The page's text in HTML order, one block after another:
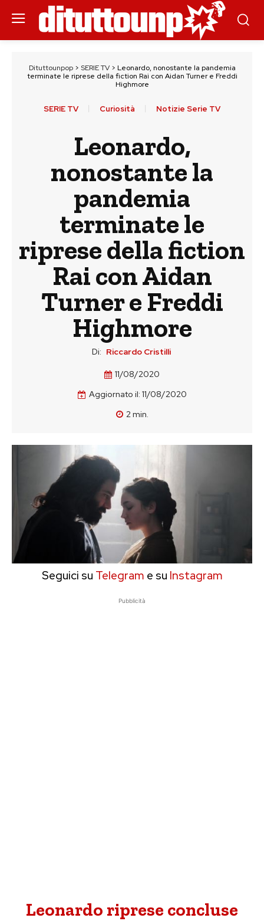
Dituttounpop> SERIE TV> Leonardo, nonostante la pandemia
terminate le riprese della fiction Rai con Aidan Turner e Freddi
Highmore
SERIE TV Curiosità Notizie Serie TV
Leonardo,
nonostante la
pandemia
terminate le
riprese della fiction
Rai con Aidan
Turner e Freddi
Highmore
Di: Riccardo Cristilli
11/08/2020
Aggiornato il: 11/08/2020
2min.
Seguici su Telegram e su Instagram
Pubblicità
Leonardo riprese concluse